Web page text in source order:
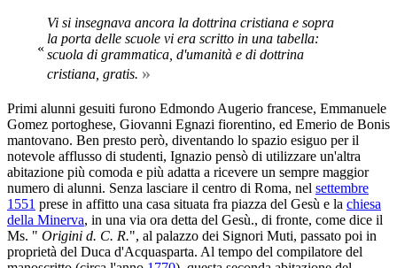
«
Vi si insegnava ancora la dottrina cristiana e sopra
la porta delle scuole vi era scritto in una tabella:
scuola di grammatica, d'umanità e di dottrina
cristiana, gratis. »
Primi alunni gesuiti furono Edmondo Augerio francese, Emmanuele
Gomez portoghese, Giovanni Egnazi fiorentino, ed Emerio de Bonis
mantovano. Ben presto però, diventando lo spazio esiguo per il
notevole afflusso di studenti, Ignazio pensò di utilizzare un'altra
abitazione più comoda e più adatta a ricevere un sempre maggior
numero di alunni. Senza lasciare il centro di Roma, nel settembre
1551 prese in affitto una casa situata fra piazza del Gesù e la chiesa
della Minerva, in una via ora detta del Gesù., di fronte, come dice il
Ms. " Origini d. C. R.", al palazzo dei Signori Muti, passato poi in
proprietà del Duca d'Acquasparta. Al tempo del compilatore del